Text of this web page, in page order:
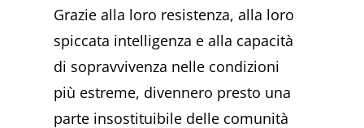
Grazie alla loro resistenza, alla loro
spiccata intelligenza e alla capacità
di sopravvivenza nelle condizioni
più estreme, divennero presto una
parte insostituibile delle comunità